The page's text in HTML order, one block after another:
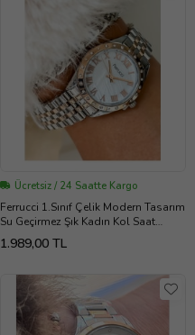
Ücretsiz / 24 Saatte Kargo
Ferrucci 1.Sınıf Çelik Modern Tasarım
Su Geçirmez Şık Kadın Kol Saat
(Rose - Gümüş)
1.989,00 TL